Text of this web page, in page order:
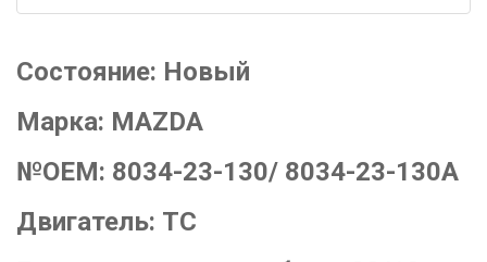
Состояние: Новый
Марка: MAZDA
№OEM: 8034-23-130/ 8034-23-130A
Двигатель: TC